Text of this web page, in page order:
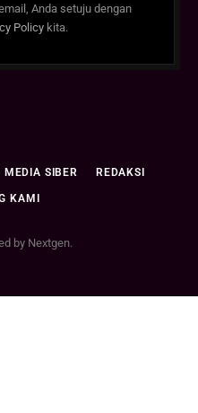
Anda setuju dengan
Policykita.
MEDIA SIBER REDAKSI
KAMI
by Nextgen.